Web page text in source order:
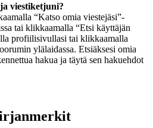
viestiketjuni?
“Katso omia viestejäsi”-
tai klikkaamalla “Etsi käyttäjän
profiilisivullasi tai klikkaamalla
ylälaidassa. Etsiäksesi omia
hakua ja täytä sen hakuehdot